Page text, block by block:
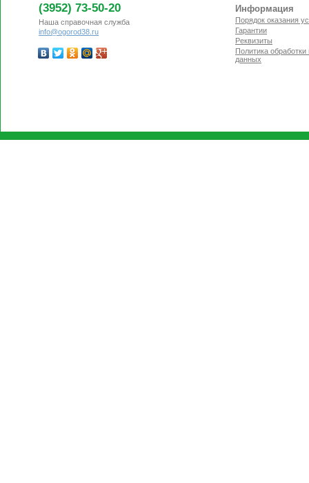
(3952) 73-50-20
Наша справочная служба
info@ogorod38.ru
Информация
Порядок оказания
Гарантии
Реквизиты
Политика
данных